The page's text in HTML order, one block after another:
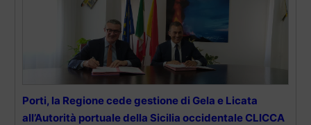
Porti, la Regione cede gestione di Gela e Licata
all’Autorità portuale della Sicilia occidentale CLICCA